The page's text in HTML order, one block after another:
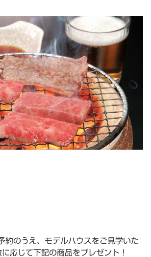
約のうえ、モデルハウスをご見学いた
応じて下記の商品をプレゼント！